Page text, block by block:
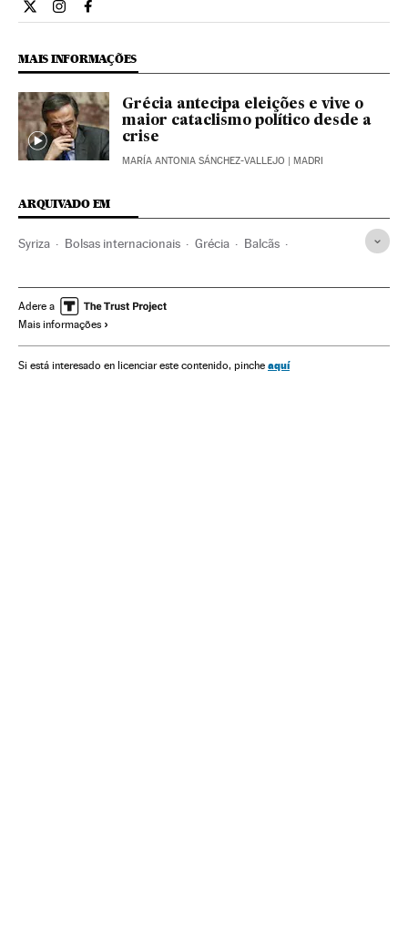
Economia El País Brasil en Twitter
Economia El País Brasil en Instagram
Economia El País Brasil en Facebook
MAIS INFORMAÇÕES
Grécia antecipa eleições e vive o
maior cataclismo político desde a
crise
MARÍA ANTONIA SÁNCHEZ-VALLEJO | MADRI
ARQUIVADO EM
Syriza Bolsas internacionais Grécia Balcãs
Mercados financeiros Política
Resgate financeiro
FMI Crise financeira Bancos União Europeia
Adere a
Mais informações
Si está interesado en licenciar este contenido, pinche aquí